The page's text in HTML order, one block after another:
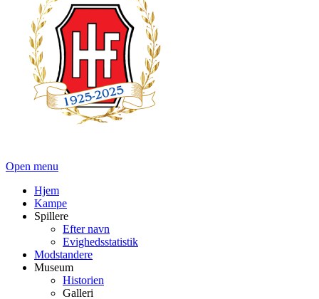
Open menu
Hjem
Kampe
Spillere
Efter navn
Evighedsstatistik
Modstandere
Museum
Historien
Galleri